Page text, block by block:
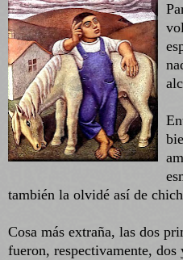
también la olvidé así de
Cosa más extraña, las dos
fueron, respectivamente,